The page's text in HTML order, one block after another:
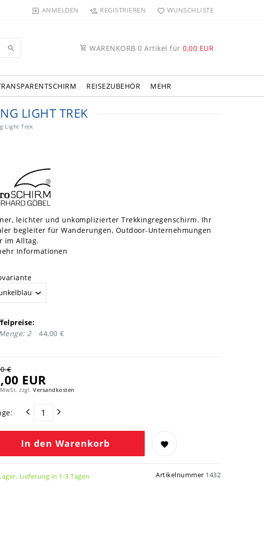
ANMELDEN REGISTRIEREN WUNSCHLISTE
WARENKORB 0 Artikel für 0,00 EUR
REISEZUBEHÖR MEHR
LIGHT TREK
Light Trek
leichter und unkomplizierter Trekkingregenschirm. Ihr
begleiter für Wanderungen, Outdoor-Unternehmungen
im Alltag.
Informationen
2
44,00 €
€
EUR
zzgl. Versandkosten
In den Warenkorb
Lieferung in 1-3 Tagen Artikelnummer 1432